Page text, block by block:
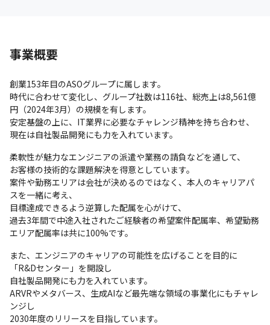
事業概要
創業153年目のASOグループに属します。
時代に合わせて変化し、グループ社数は116社、総売上は8,561億
円（2024年3月）の規模を有します。
安定基盤の上に、IT業界に必要なチャレンジ精神を持ち合わせ、
現在は自社製品開発にも力を入れています。
柔軟性が魅力なエンジニアの派遣や業務の請負などを通して、
お客様の技術的な課題解決を得意としています。
案件や勤務エリアは会社が決めるのではなく、本人のキャリアパ
スを一緒に考え、
目標達成できるよう逆算した配属を心がけて、
過去3年間で中途入社されたご経験者の希望案件配属率、希望勤務
エリア配属率は共に100%です。
また、エンジニアのキャリアの可能性を広げることを目的に
「R&Dセンター」を開設し
自社製品開発にも力を入れています。
ARVRやメタバース、生成AIなど最先端な領域の事業化にもチャレ
ンジし
2030年度のリリースを目指しています。